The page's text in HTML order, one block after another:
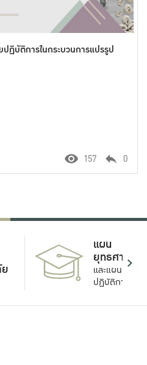
ปฏิบัติการในกระบวนการแปรรูป
157 0
แผน
ยุทธศาสตร์
และแผน
ปฏิบัติการ